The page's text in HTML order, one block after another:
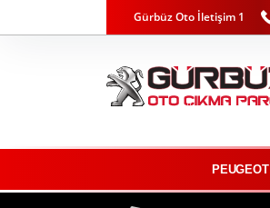
Gürbüz Oto İletişim 1
PEUGEOT